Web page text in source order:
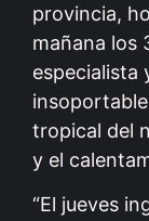
provincia,
mañana los
especialista
tropical del
y el
“El jueves